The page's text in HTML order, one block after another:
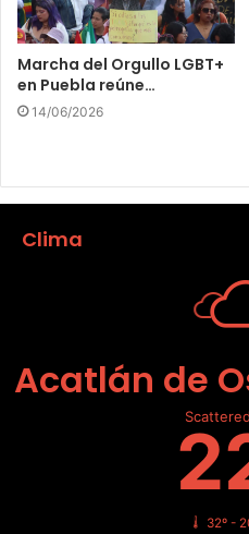
Marcha del Orgullo LGBT+
en Puebla reúne…
14/06/2026
Clima
Acatlán de
32º -